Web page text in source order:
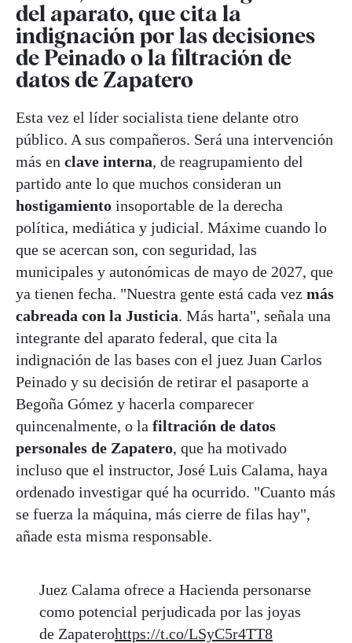
del aparato, que cita la
indignación por las decisiones
de Peinado o la filtración de
datos de Zapatero
Esta vez el líder socialista tiene delante otro
público. A sus compañeros. Será una intervención
más en clave interna, de reagrupamiento del
partido ante lo que muchos consideran un
hostigamiento insoportable de la derecha
política, mediática y judicial. Máxime cuando lo
que se acercan son, con seguridad, las
municipales y autonómicas de mayo de 2027, que
ya tienen fecha. "Nuestra gente está cada vez más
cabreada con la Justicia. Más harta", señala una
integrante del aparato federal, que cita la
indignación de las bases con el juez Juan Carlos
Peinado y su decisión de retirar el pasaporte a
Begoña Gómez y hacerla comparecer
quincenalmente, o la filtración de datos
personales de Zapatero, que ha motivado
incluso que el instructor, José Luis Calama, haya
ordenado investigar qué ha ocurrido. "Cuanto más
se fuerza la máquina, más cierre de filas hay",
añade esta misma responsable.
Juez Calama ofrece a Hacienda personarse
como potencial perjudicada por las joyas
de Zapaterohttps://t.co/LSyC5r4TT8